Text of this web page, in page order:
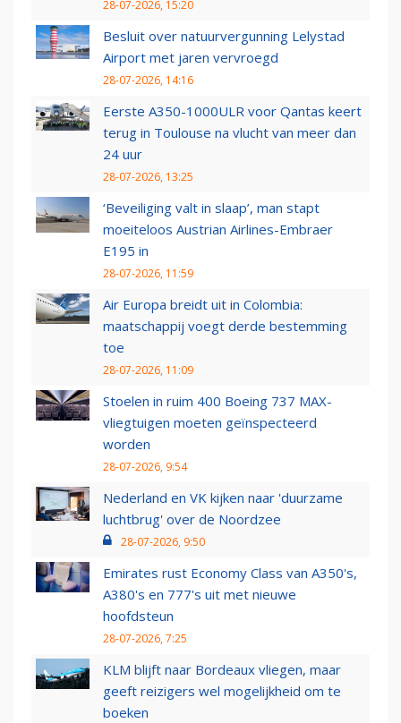
28-07-2026, 15:20
Besluit over natuurvergunning Lelystad
Airport met jaren vervroegd
28-07-2026, 14:16
Eerste A350-1000ULR voor Qantas keert
terug in Toulouse na vlucht van meer dan
24 uur
28-07-2026, 13:25
‘Beveiliging valt in slaap’, man stapt
moeiteloos Austrian Airlines-Embraer
E195 in
28-07-2026, 11:59
Air Europa breidt uit in Colombia:
maatschappij voegt derde bestemming
toe
28-07-2026, 11:09
Stoelen in ruim 400 Boeing 737 MAX-
vliegtuigen moeten geïnspecteerd
worden
28-07-2026, 9:54
Nederland en VK kijken naar 'duurzame
luchtbrug' over de Noordzee
28-07-2026, 9:50
Emirates rust Economy Class van A350's,
A380's en 777's uit met nieuwe
hoofdsteun
28-07-2026, 7:25
KLM blijft naar Bordeaux vliegen, maar
geeft reizigers wel mogelijkheid om te
boeken